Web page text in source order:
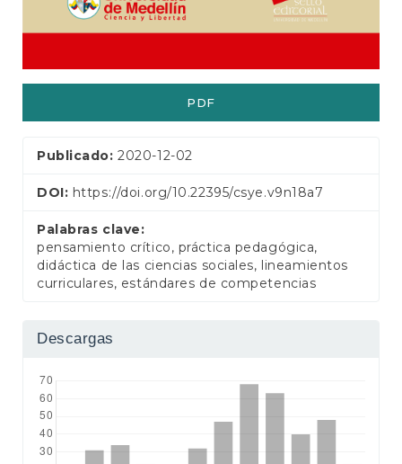
r
l
PDF
Publicado:2020-12-02
DOI: https://doi.org/10.22395/csye.v9n18a7
Palabras clave:
pensamiento crítico, práctica pedagógica,
didáctica de las ciencias sociales, lineamientos
curriculares, estándares de competencias
Descargas